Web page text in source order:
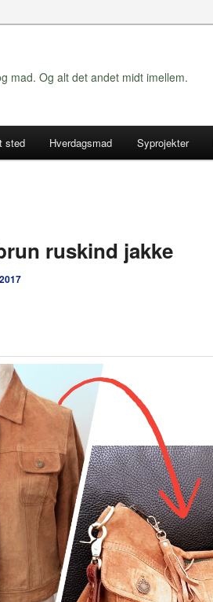
mad. Og alt det andet midt imellem.
sted Hverdagsmad Syprojekter
ruskind jakke